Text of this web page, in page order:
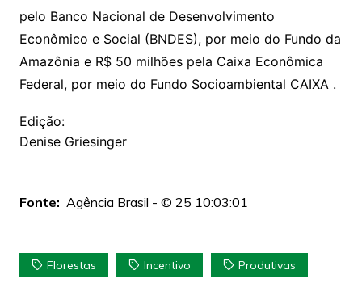
pelo Banco Nacional de Desenvolvimento
Econômico e Social (BNDES), por meio do Fundo da
Amazônia e R$ 50 milhões pela Caixa Econômica
Federal, por meio do Fundo Socioambiental CAIXA .
Edição:
Denise Griesinger
Fonte: Agência Brasil - © 25 10:03:01
Florestas Incentivo Produtivas